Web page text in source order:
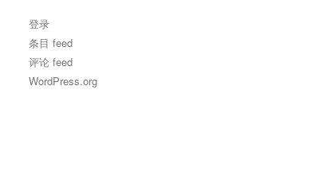
登录
条目 feed
评论 feed
WordPress.org